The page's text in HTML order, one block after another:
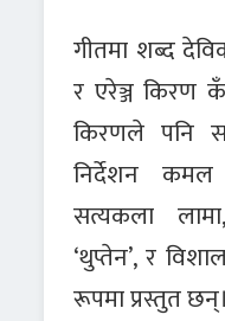
गीतमा शब्द
र एरेञ्ज किरण
किरणले पनि
निर्देशन
सत्यकला
‘थुप्तेन’, र
रूपमा प्रस्तुत छन्।